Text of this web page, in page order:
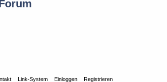
Link-System Einloggen Registrieren